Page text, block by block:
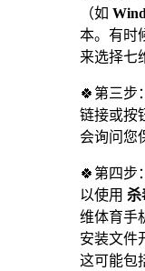
（如
本。有时
来选择七
🍀第三步
链接或按
会询问您
🍀第四步
以使用 杀
维体育手
安装文件
这可能包